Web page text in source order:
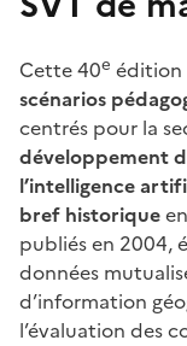
Cette 40e édition
scénarios
centrés pour la
développement
l’intelligence
bref historique
publiés en 2004,
données
d’information
l’évaluation des